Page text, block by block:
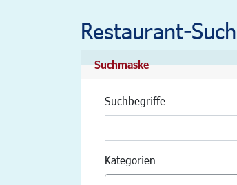
Restaurant-
Suchmaske
Suchbegriffe
Kategorien